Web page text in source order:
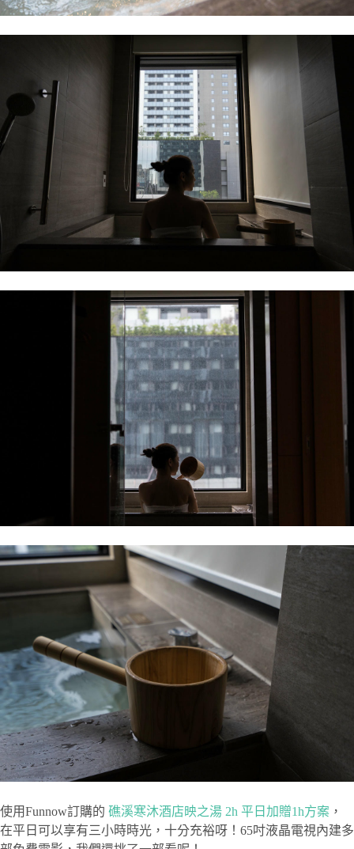
使用Funnow訂購的 礁溪寒沐酒店映之湯 2h 平日加贈1h方案 ，
在平日可以享有三小時時光，十分充裕呀！65吋液晶電視內建多